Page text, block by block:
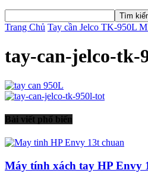
Trang Chủ Tay cần Jelco TK-950L
tay-can-jelco-tk-
Bài viết phổ biến
Máy tính xách tay HP Envy